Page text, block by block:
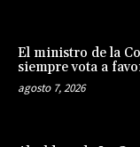
El ministro de la
siempre vota a
agosto 7, 2026